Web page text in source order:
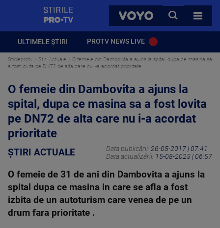
VOYO
CAUTA
TOATE
ULTIMELE ȘTIRI PROTV NEWS LIVE
Stirileprotv Știri Actuale
O femeie din Dambovita a ajuns la spital, dupa ce masina sa
a fost lovita pe DN72 de alta care nu i-a acordat prioritate
O femeie din Dambovita a ajuns la
spital, dupa ce masina sa a fost lovita
pe DN72 de alta care nu i-a acordat
prioritate
ȘTIRI ACTUALE Data publicării: 26-05-2017 | 07:41
Data actualizării: 15-08-2025 | 06:57
O femeie de 31 de ani din Dambovita a ajuns la
spital dupa ce masina in care se afla a fost
izbita de un autoturism care venea de pe un
drum fara prioritate .